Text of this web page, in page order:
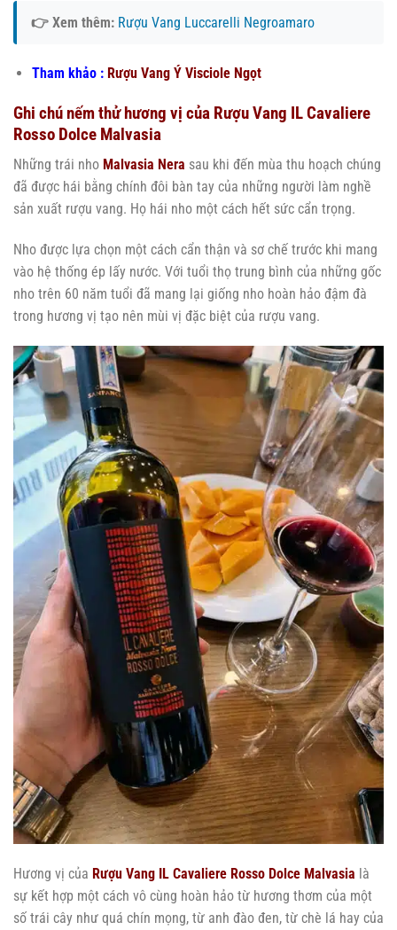
👉 Xem thêm: Rượu Vang Luccarelli Negroamaro
Tham khảo : Rượu Vang Ý Visciole Ngọt
Ghi chú nếm thử hương vị của Rượu Vang IL Cavaliere
Rosso Dolce Malvasia
Những trái nho Malvasia Nera sau khi đến mùa thu hoạch chúng
đã được hái bằng chính đôi bàn tay của những người làm nghề
sản xuất rượu vang. Họ hái nho một cách hết sức cẩn trọng.
Nho được lựa chọn một cách cẩn thận và sơ chế trước khi mang
vào hệ thống ép lấy nước. Với tuổi thọ trung bình của những gốc
nho trên 60 năm tuổi đã mang lại giống nho hoàn hảo đậm đà
trong hương vị tạo nên mùi vị đặc biệt của rượu vang.
Hương vị của Rượu Vang IL Cavaliere Rosso Dolce Malvasia là
sự kết hợp một cách vô cùng hoàn hảo từ hương thơm của một
số trái cây như quá chín mọng, từ anh đào đen, từ chè lá hay của